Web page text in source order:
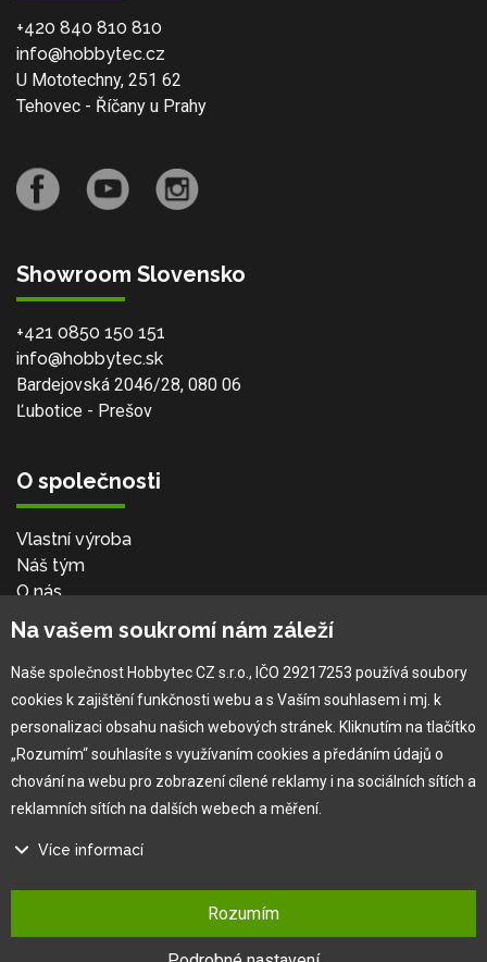
+420 840 810 810
info@hobbytec.cz
U Mototechny, 251 62
Tehovec - Říčany u Prahy
Showroom Slovensko
+421 0850 150 151
info@hobbytec.sk
Bardejovská 2046/28, 080 06
Ľubotice - Prešov
O společnosti
Vlastní výroba
Náš tým
O nás
Pro zákazníka
Obchodní podmínky
Věrnostní program
Jak na reklamaci
Výprodej
Na vašem soukromí nám záleží
Naše společnost Hobbytec CZ s.r.o., IČO 29217253 používá soubory
cookies k zajištění funkčnosti webu a s Vaším souhlasem i mj. k
personalizaci obsahu našich webových stránek. Kliknutím na tlačítko
„Rozumím“ souhlasíte s využívaním cookies a předáním údajů o
chování na webu pro zobrazení cílené reklamy i na sociálních sítích a
reklamních sítích na dalších webech a měření.
Více informací
Na našem webu používáme několik druhů kategorií cookies:
Ty jsou nezbytně nutné pro fungování webu a jeho funkcí, které se
Rozumím